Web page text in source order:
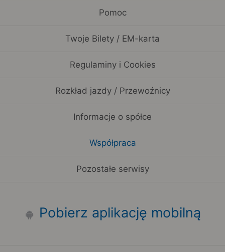
Pomoc
Twoje Bilety / EM-karta
Regulaminy i Cookies
Rozkład jazdy / Przewoźnicy
Informacje o spółce
Współpraca
Pozostałe serwisy
Pobierz aplikację mobilną